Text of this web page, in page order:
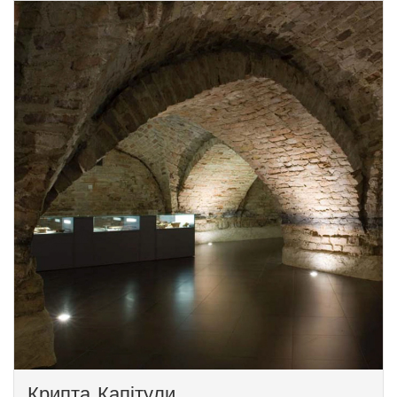
четвер до каплиці відбувається
процесія зі Святим Причастям.
Олександр Ягеллон і Барбара
Радзивілл. У підземеллях можна
побачити історичні стіни собору, крипти
та одну з найстаріших фресок Литви.